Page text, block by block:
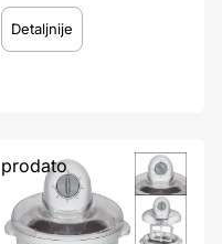
Detaljnije
prodato